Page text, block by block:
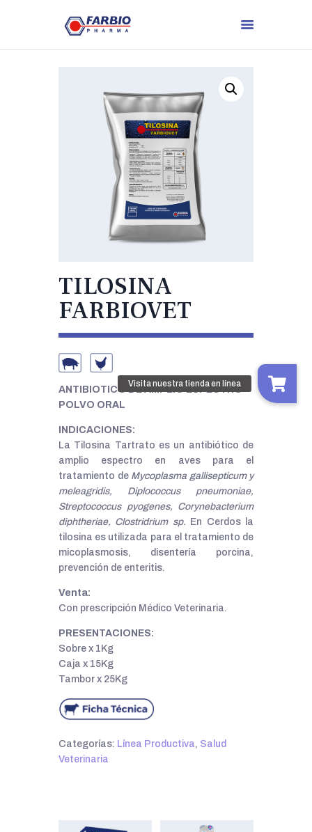
TILOSINA
FARBIOVET
.
ANTIBIOTICO DE AMPLIO ESPECTRO
POLVO ORAL
INDICACIONES:
La Tilosina Tartrato es un antibiótico de
amplio espectro en aves para el
tratamiento deMycoplasma gallisepticum y
meleagridis, Diplococcus pneumoniae,
Streptococcus pyogenes, Corynebacterium
diphtheriae, Clostridrium sp. En Cerdos la
tilosina es utilizada para el tratamiento de
micoplasmosis, disentería porcina,
prevención de enteritis.
Venta:
Con prescripción Médico Veterinaria.
PRESENTACIONES:
Sobre x 1Kg
Caja x 15Kg
Tambor x 25Kg
Categorías: Línea Productiva, Salud
Veterinaria